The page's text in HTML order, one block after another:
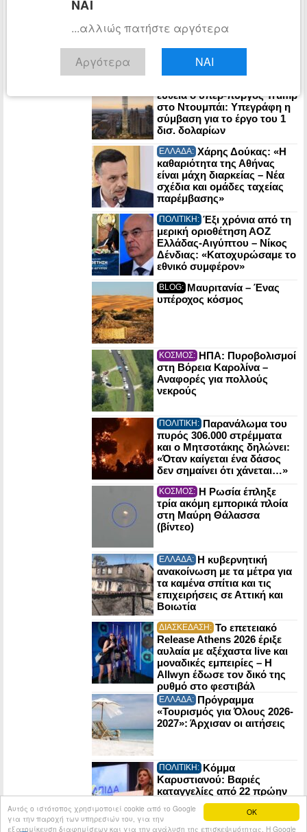
OK
Αυτός ο ιστότοπος χρησιμοποιεί cookie από το Google
για την παροχή των υπηρεσιών του, για την
εξατομίκευση διαφημίσεων και για την ανάλυση της επισκεψιμότητας. Η Google
αντιπαράθεση Τραμπ-
Χέγκσεθ για τις ελλείψεις
πυραύλων που περιορίζουν
τα πλήγματα στο Ιράν
ευθεία ο υπερ-πύργος Trump
στο Ντουμπάι: Υπεγράφη η
σύμβαση για το έργο του 1
δισ. δολαρίων
ΕΛΛΑΔΑ: Χάρης Δούκας: «Η
καθαριότητα της Αθήνας
είναι μάχη διαρκείας – Νέα
σχέδια και ομάδες ταχείας
παρέμβασης»
ΠΟΛΙΤΙΚΗ: Έξι χρόνια από τη
μερική οριοθέτηση ΑΟΖ
Ελλάδας-Αιγύπτου – Νίκος
Δένδιας: «Κατοχυρώσαμε το
εθνικό συμφέρον»
BLOG: Μαυριτανία – Ένας
υπέροχος κόσμος
ΚΟΣΜΟΣ: ΗΠΑ: Πυροβολισμοί
στη Βόρεια Καρολίνα –
Αναφορές για πολλούς
νεκρούς
ΠΟΛΙΤΙΚΗ: Παρανάλωμα του
πυρός 306.000 στρέμματα
και ο Μητσοτάκης δηλώνει:
«Όταν καίγεται ένα δάσος
δεν σημαίνει ότι χάνεται…»
ΚΟΣΜΟΣ: Η Ρωσία έπληξε
τρία ακόμη εμπορικά πλοία
στη Μαύρη Θάλασσα
(βίντεο)
ΕΛΛΑΔΑ: Η κυβερνητική
ανακοίνωση με τα μέτρα για
τα καμένα σπίτια και τις
επιχειρήσεις σε Αττική και
Βοιωτία
ΔΙΑΣΚΕΔΑΣΗ: Το επετειακό
Release Athens 2026 έριξε
αυλαία με αξέχαστα live και
μοναδικές εμπειρίες – Η
Allwyn έδωσε τον δικό της
ρυθμό στο φεστιβάλ
ΕΛΛΑΔΑ: Πρόγραμμα
«Τουρισμός για Όλους 2026-
2027»: Άρχισαν οι αιτήσεις
ΠΟΛΙΤΙΚΗ: Κόμμα
Καρυστιανού: Βαριές
καταγγελίες από 22 πρώην
στελέχη της Ελπίδας για τη
Δημοκρατία
ΝΑΙ
...αλλιώς πατήστε αργότερα
Αργότερα ΝΑΙ